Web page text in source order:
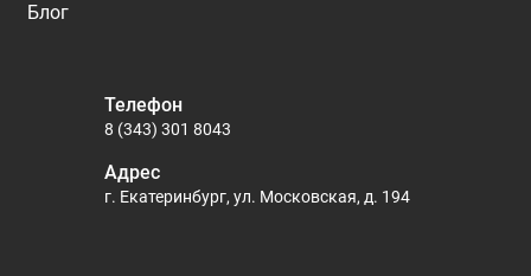
Блог
Телефон
8 (343) 301 8043
Адрес
г. Екатеринбург, ул. Московская, д. 194